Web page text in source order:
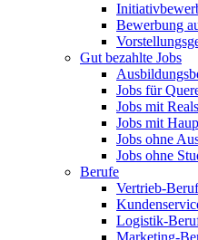
Bewerbung
Gut bezahlte Jobs
Jobs für
Jobs mit
Jobs mit
Jobs ohne
Jobs ohne
Berufe
Vertrieb-
Logistik-
Marketing-